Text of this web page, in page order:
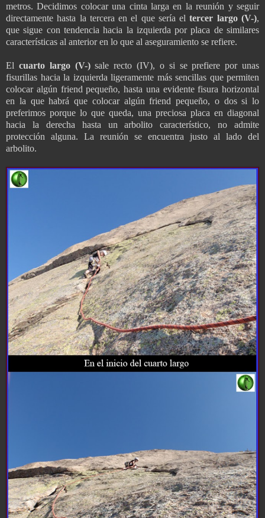
metros. Decidimos colocar una cinta larga en la reunión y seguir
directamente hasta la tercera en el que sería eltercer largo (V-),
que sigue con tendencia hacia la izquierda por placa de similares
características al anterior en lo que al aseguramiento se refiere.
El cuarto largo (V-)sale recto (IV), o si se prefiere por unas
fisurillas hacia la izquierda ligeramente más sencillas que permiten
colocar algún friend pequeño, hasta una evidente fisura horizontal
en la que habrá que colocar algún friend pequeño, o dos si lo
preferimos porque lo que queda, una preciosa placa en diagonal
hacia la derecha hasta un arbolito característico, no admite
protección alguna. La reunión se encuentra justo al lado del
arbolito.